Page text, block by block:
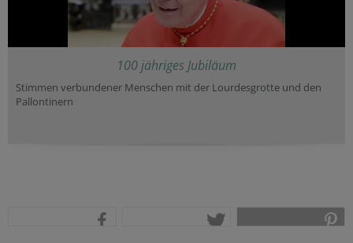
100 jähriges Jubiläum
Stimmen verbundener Menschen mit der Lourdesgrotte und den
Pallontinern